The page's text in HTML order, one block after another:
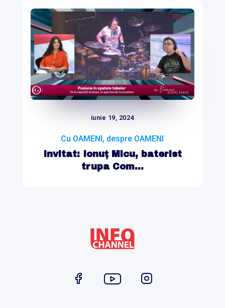
iunie 19, 2024
Cu OAMENI, despre OAMENI
Invitat: Ionuț Micu, baterist
trupa Com...